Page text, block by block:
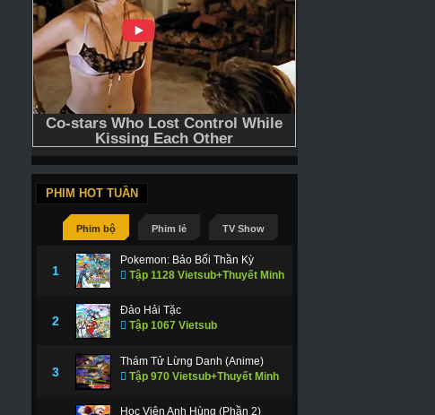
PHIM HOT TUẦN
Phim bộ Phim lẻ TV Show
1
Pokemon: Bảo Bối Thần Kỳ
Tập 1128 Vietsub+Thuyết Minh
2
Đảo Hải Tặc
Tập 1067 Vietsub
3
Thám Tử Lừng Danh (Anime)
Tập 970 Vietsub+Thuyết Minh
Học Viện Anh Hùng (Phần 2)